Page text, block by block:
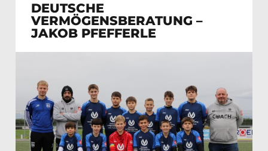
DEUTSCHE
VERMÖGENSBERATUNG –
JAKOB PFEFFERLE